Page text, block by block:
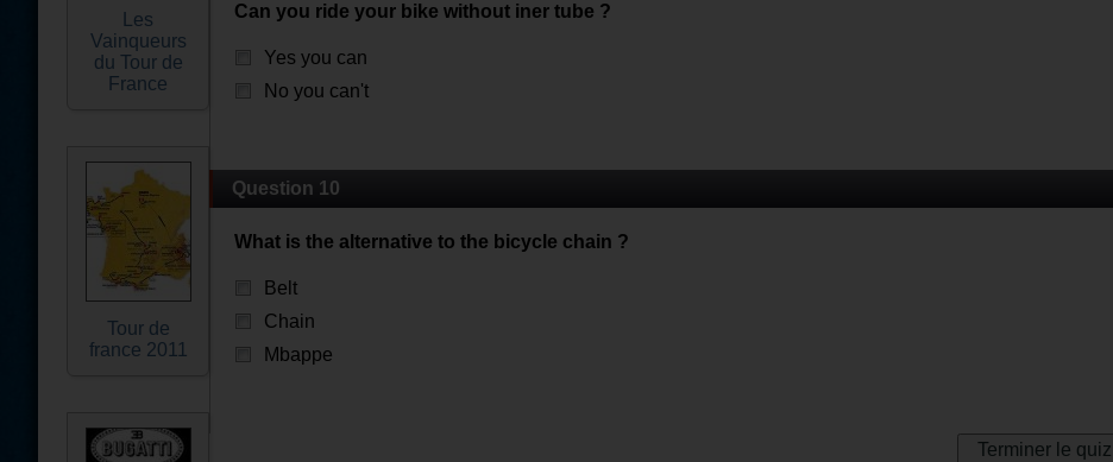
Les
Vainqueurs
du Tour de
France
Tour de
france 2011
Can you ride your bike without iner tube ?
Yes you can
No you can't
Question 10
What is the alternative to the bicycle chain ?
Belt
Chain
Mbappe